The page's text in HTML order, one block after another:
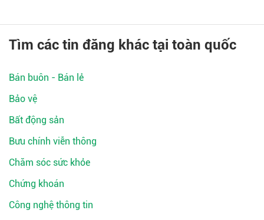
Tìm các tin đăng khác tại toàn quốc
Bán buôn - Bán lẻ
Bảo vệ
Bất động sản
Bưu chính viễn thông
Chăm sóc sức khỏe
Chứng khoán
Công nghệ thông tin